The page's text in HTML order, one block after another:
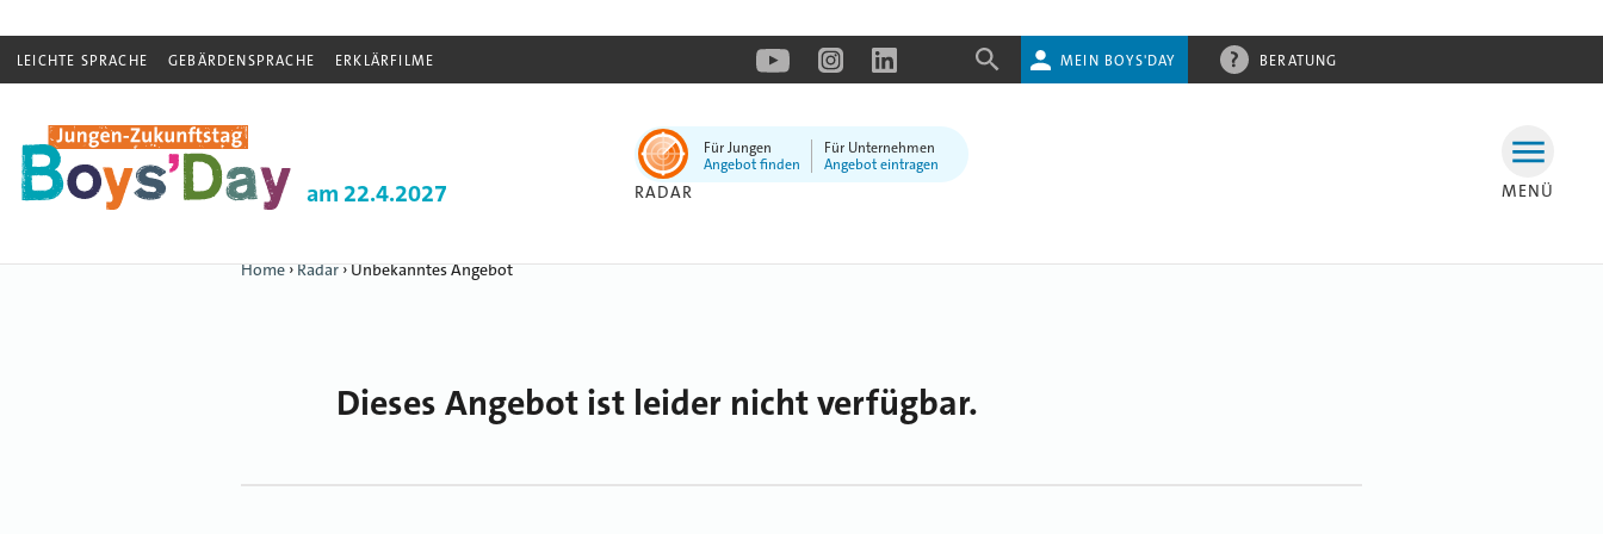
LEICHTE SPRACHE GEBÄRDENSPRACHE ERKLÄRFILME MEIN BOYS'DAY BERATUNG
am 22.4.2027 RADAR
Für Jungen
Angebot finden
Für Unternehmen
Angebot eintragen
MENÜ
Home›Radar›Unbekanntes Angebot
Dieses Angebot ist leider nicht verfügbar.